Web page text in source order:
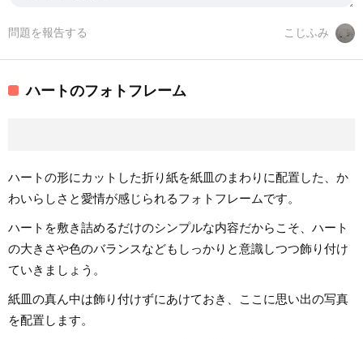
こじふみ
問題を報告する
ハートのフォトフレーム
ハートの形にカットした折り紙を紙皿のまわりに配置した、か
わいらしさと愛情が感じられるフォトフレームです。
ハートを敷き詰めるだけのシンプルな内容だからこそ、ハート
の大きさや色のバランスなどもしっかりと意識しつつ飾り付け
ていきましょう。
紙皿の真ん中は飾り付けずにあけておき、ここに思い出の写真
を配置します。